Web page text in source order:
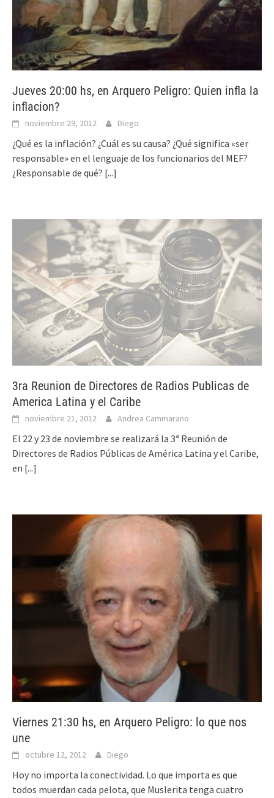
Jueves 20:00 hs, en Arquero Peligro: Quien infla la
inflacion?
noviembre 29, 2012 Diego
¿Qué es la inflación? ¿Cuál es su causa? ¿Qué significa «ser
responsable» en el lenguaje de los funcionarios del MEF?
¿Responsable de qué? [...]
3ra Reunion de Directores de Radios Publicas de
America Latina y el Caribe
noviembre 21, 2012 Andrea Cammarano
El 22 y 23 de noviembre se realizará la 3ª Reunión de
Directores de Radios Públicas de América Latina y el Caribe,
en [...]
Viernes 21:30 hs, en Arquero Peligro: lo que nos
une
octubre 12, 2012 Diego
Hoy no importa la conectividad. Lo que importa es que
todos muerdan cada pelota, que Muslerita tenga cuatro